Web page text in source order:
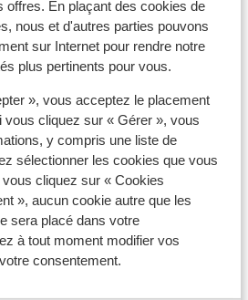
offres. En plaçant des cookies de
nous et d'autres parties pouvons
sur Internet pour rendre notre
plus pertinents pour vous.
», vous acceptez le placement
cliquez sur « Gérer », vous
y compris une liste de
sélectionner les cookies que vous
cliquez sur « Cookies
», aucun cookie autre que les
sera placé dans votre
à tout moment modifier vos
consentement.
matériel de ski
mécaniques
- Avoriaz